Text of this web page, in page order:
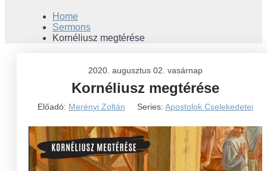
Home
Sermons
Kornéliusz megtérése
2020. augusztus 02. vasárnap
Kornéliusz megtérése
Előadó: Merényi Zoltán Series: Apostolok Cselekedetei